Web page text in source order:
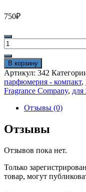
750₽
Количество
товара
HFC
Sunmusk
30
ml
vip
очень
стойкие
В корзину
Артикул: 342
парфюмерия - компакт,
Fragrance Company,
Отзывы (0)
Отзывы
Отзывов пока нет.
Только
товар, могут